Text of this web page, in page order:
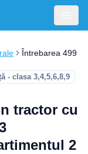
Întrebarea 499
- clasa 3,4,5,6,8,9
tractor cu
2